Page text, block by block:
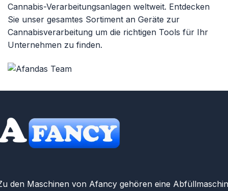
Cannabis-Verarbeitungsanlagen weltweit. Entdecken
Sie unser gesamtes Sortiment an Geräte zur
Cannabisverarbeitung um die richtigen Tools für Ihr
Unternehmen zu finden.
den Maschinen von Afancy gehören eine